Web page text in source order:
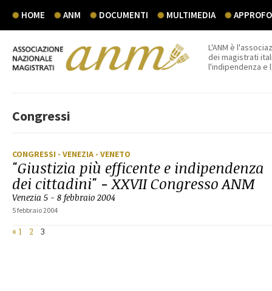
HOME ANM DOCUMENTI MULTIMEDIA
L'ANM è
dei magistrati
l'indipendenza e
Congressi
CONGRESSI - VENEZIA - VENETO
"Giustizia più efficente e indipendenza
dei cittadini" - XXVII Congresso ANM
Venezia 5 - 8 febbraio 2004
5 febbraio 2004
« 1 2 3